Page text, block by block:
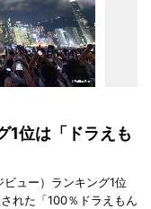
1位は「ドラえも
ュー）ランキング1位
れた「100％ドラえもん